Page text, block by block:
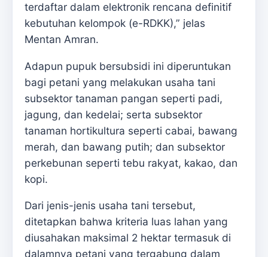
terdaftar dalam elektronik rencana definitif
kebutuhan kelompok (e-RDKK),” jelas
Mentan Amran.
Adapun pupuk bersubsidi ini diperuntukan
bagi petani yang melakukan usaha tani
subsektor tanaman pangan seperti padi,
jagung, dan kedelai; serta subsektor
tanaman hortikultura seperti cabai, bawang
merah, dan bawang putih; dan subsektor
perkebunan seperti tebu rakyat, kakao, dan
kopi.
Dari jenis-jenis usaha tani tersebut,
ditetapkan bahwa kriteria luas lahan yang
diusahakan maksimal 2 hektar termasuk di
dalamnya petani yang tergabung dalam